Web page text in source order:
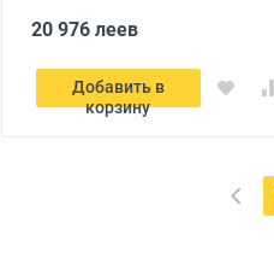
20 976 леев
Добавить в
корзину